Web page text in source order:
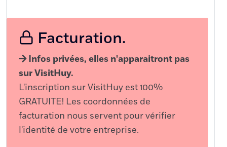
Facturation.
Infos privées, elles n'apparaitront pas
sur VisitHuy.
L'inscription sur VisitHuy est 100%
GRATUITE! Les coordonnées de
facturation nous servent pour vérifier
l'identité de votre entreprise.